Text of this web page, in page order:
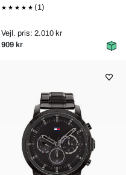
(1)
Vejl. pris: 2.010 kr
909 kr